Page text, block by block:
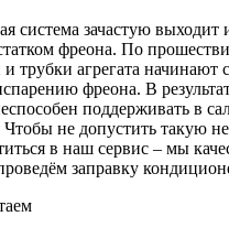
система зачастую выходит
фреона. По
трубки агрегата начинают
фреона. В
поддерживать в
Чтобы не допустить такую
в наш сервис – мы
заправку